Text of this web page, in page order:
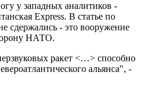
у западных аналитиков -
Express. В статье по
сдержались - это вооружение
НАТО.
ракет <…> способно
альянса", -